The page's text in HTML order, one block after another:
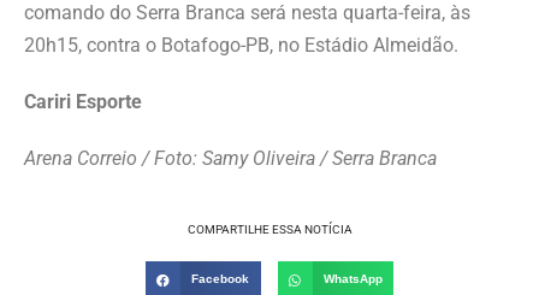
comando do Serra Branca será nesta quarta-feira, às
20h15, contra o Botafogo-PB, no Estádio Almeidão.
Cariri Esporte
Arena Correio / Foto: Samy Oliveira / Serra Branca
COMPARTILHE ESSA NOTÍCIA
Facebook WhatsApp